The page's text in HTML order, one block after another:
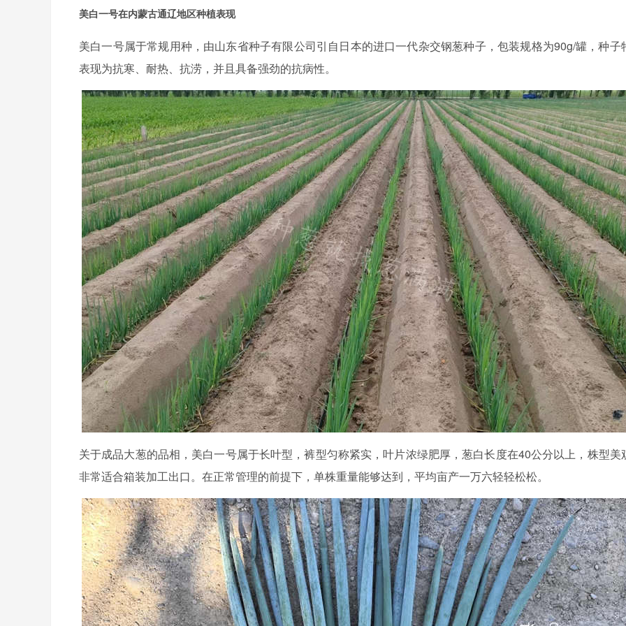
美白一号在内蒙古通辽地区种植表现
美白一号属于常规用种，由山东省种子有限公司引自日本的进口一代杂交钢葱种子，包装规格为90g/罐，种子
表现为抗寒、耐热、抗涝，并且具备强劲的抗病性。
关于成品大葱的品相，美白一号属于长叶型，裤型匀称紧实，叶片浓绿肥厚，葱白长度在40公分以上，株型美
非常适合箱装加工出口。在正常管理的前提下，单株重量能够达到，平均亩产一万六轻轻松松。